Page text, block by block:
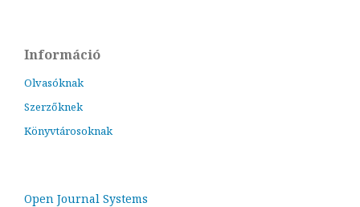
Információ
Olvasóknak
Szerzőknek
Könyvtárosoknak
Open Journal Systems